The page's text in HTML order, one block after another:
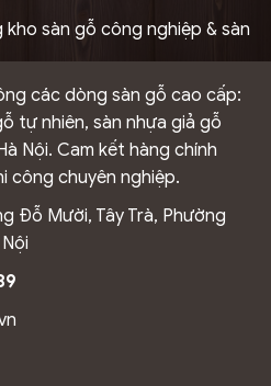
kho sàn gỗ công nghiệp & sàn
các dòng sàn gỗ cao cấp:
tự nhiên, sàn nhựa giả gỗ
Nội. Cam kết hàng chính
công chuyên nghiệp.
Đỗ Mười, Tây Trà, Phường